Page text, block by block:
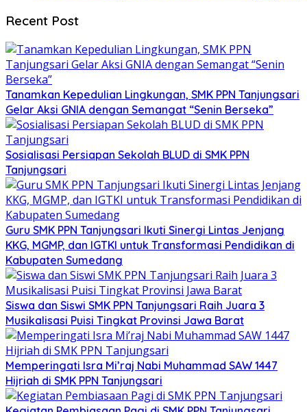
Recent Post
Tanamkan Kepedulian Lingkungan, SMK PPN Tanjungsari
Gelar Aksi GNIA dengan Semangat “Senin Berseka”
Sosialisasi Persiapan Sekolah BLUD di SMK PPN
Tanjungsari
Guru SMK PPN Tanjungsari Ikuti Sinergi Lintas Jenjang
KKG, MGMP, dan IGTKI untuk Transformasi Pendidikan di
Kabupaten Sumedang
Siswa dan Siswi SMK PPN Tanjungsari Raih Juara 3
Musikalisasi Puisi Tingkat Provinsi Jawa Barat
Memperingati Isra Mi’raj Nabi Muhammad SAW 1447
Hijriah di SMK PPN Tanjungsari